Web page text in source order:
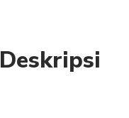
Deskripsi